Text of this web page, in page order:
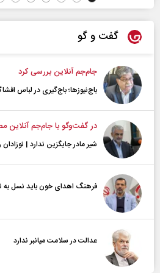
گفت و گو
جام‌جم آنلاین بررسی کرد
باج‌نیوزها؛ باج‌گیری در لباس
در گفت‌و‌گو با جام‌جم آنلاین
شیر مادر جایگزین ندارد |
فرهنگ اهدای خون باید نسل
عدالت در سلامت میانبر ندارد